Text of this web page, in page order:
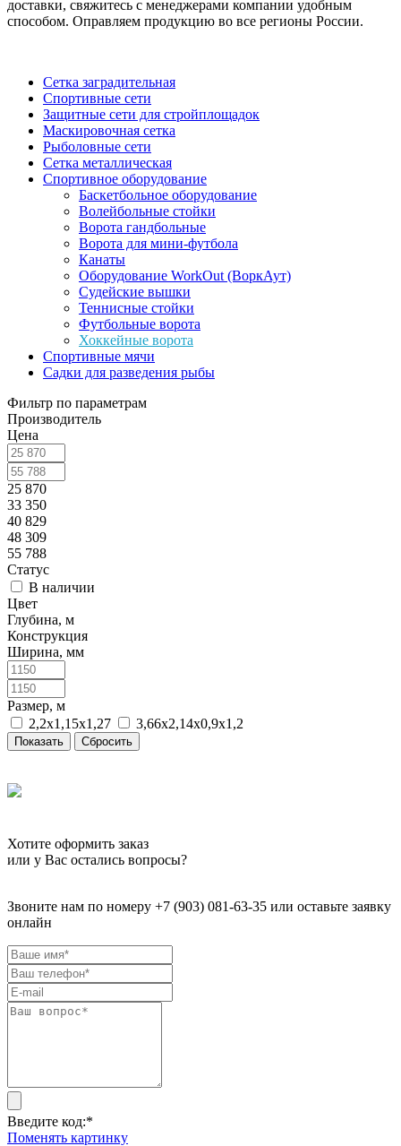
доставки, свяжитесь с менеджерами компании удобным
способом. Оправляем продукцию во все регионы России.
Сетка заградительная
Спортивные сети
Защитные сети для стройплощадок
Маскировочная сетка
Рыболовные сети
Сетка металлическая
Спортивное оборудование
Баскетбольное оборудование
Волейбольные стойки
Ворота гандбольные
Ворота для мини-футбола
Канаты
Оборудование WorkOut (ВоркАут)
Судейские вышки
Теннисные стойки
Футбольные ворота
Хоккейные ворота
Спортивные мячи
Садки для разведения рыбы
Фильтр по параметрам
Производитель
Цена
25 870
33 350
40 829
48 309
55 788
Статус
В наличии
Цвет
Глубина, м
Конструкция
Ширина, мм
Размер, м
2,2х1,15х1,27
3,66х2,14х0,9х1,2
Сбросить
Хотите оформить заказ
или у Вас остались вопросы?
Звоните нам по номеру +7 (903) 081-63-35 или оставьте заявку
онлайн
Введите код:*
Поменять картинку